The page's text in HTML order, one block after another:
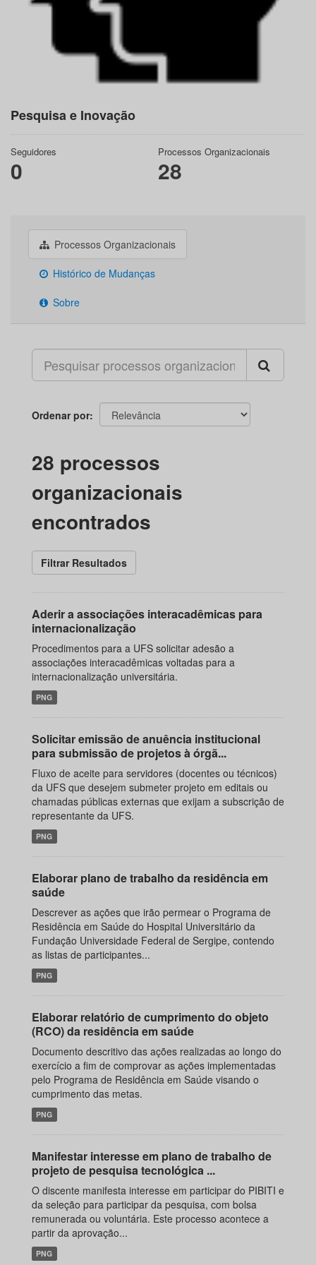
Pesquisa e Inovação
Seguidores
0
Processos Organizacionais
28
Processos Organizacionais
Histórico de Mudanças
Sobre
Ordenar por
28 processos
organizacionais
encontrados
Filtrar Resultados
Aderir a associações interacadêmicas para
internacionalização
Procedimentos para a UFS solicitar adesão a
associações interacadêmicas voltadas para a
internacionalização universitária.
PNG
Solicitar emissão de anuência institucional
para submissão de projetos à órgã...
Fluxo de aceite para servidores (docentes ou técnicos)
da UFS que desejem submeter projeto em editais ou
chamadas públicas externas que exijam a subscrição de
representante da UFS.
PNG
Elaborar plano de trabalho da residência em
saúde
Descrever as ações que irão permear o Programa de
Residência em Saúde do Hospital Universitário da
Fundação Universidade Federal de Sergipe, contendo
as listas de participantes...
PNG
Elaborar relatório de cumprimento do objeto
(RCO) da residência em saúde
Documento descritivo das ações realizadas ao longo do
exercício a fim de comprovar as ações implementadas
pelo Programa de Residência em Saúde visando o
cumprimento das metas.
PNG
Manifestar interesse em plano de trabalho de
projeto de pesquisa tecnológica ...
O discente manifesta interesse em participar do PIBITI e
da seleção para participar da pesquisa, com bolsa
remunerada ou voluntária. Este processo acontece a
partir da aprovação...
PNG